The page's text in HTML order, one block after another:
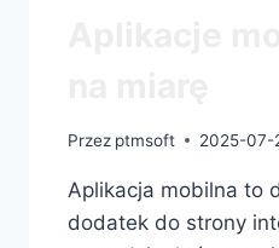
Przez ptmsoft 2025-07-
Aplikacja mobilna to
dodatek do strony